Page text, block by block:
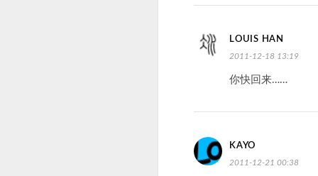
LOUIS HAN
2011-12-18 13:19
你快回来……
KAYO
2011-12-21 00:38